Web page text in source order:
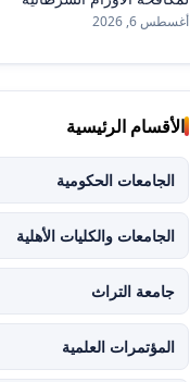
أغسطس 6, 2026
الأقسام الرئيسية
الجامعات الحكومية
الجامعات والكليات الأهلية
جامعة التراث
المؤتمرات العلمية